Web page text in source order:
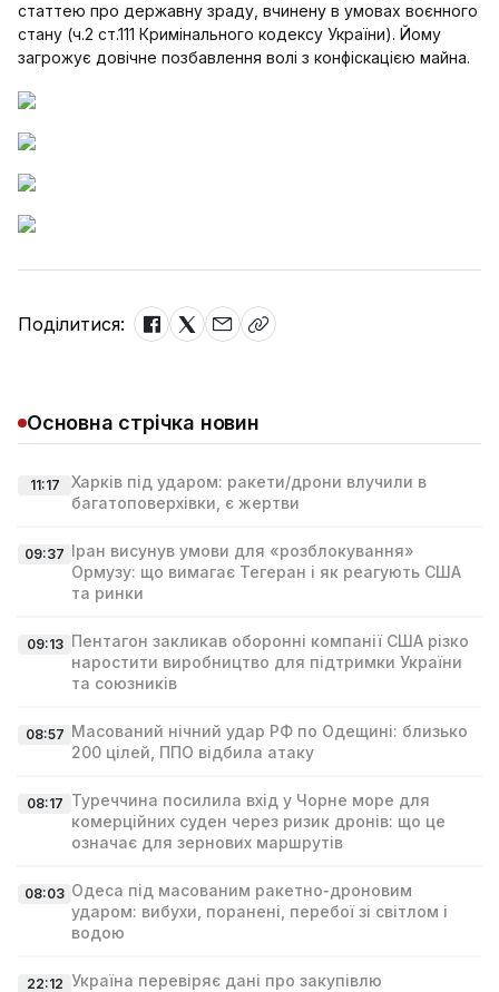
статтею про державну зраду, вчинену в умовах воєнного
стану (ч.2 ст.111 Кримінального кодексу України). Йому
загрожує довічне позбавлення волі з конфіскацією майна.
Поділитися:
Основна стрічка новин
11:17
Харків під ударом: ракети/дрони влучили в
багатоповерхівки, є жертви
09:37 Іран висунув умови для «розблокування»
Ормузу: що вимагає Тегеран і як реагують США
та ринки
09:13 Пентагон закликав оборонні компанії США різко
наростити виробництво для підтримки України
та союзників
08:57 Масований нічний удар РФ по Одещині: близько
200 цілей, ППО відбила атаку
08:17 Туреччина посилила вхід у Чорне море для
комерційних суден через ризик дронів: що це
означає для зернових маршрутів
08:03 Одеса під масованим ракетно‑дроновим
ударом: вибухи, поранені, перебої зі світлом і
водою
22:12 Україна перевіряє дані про закупівлю